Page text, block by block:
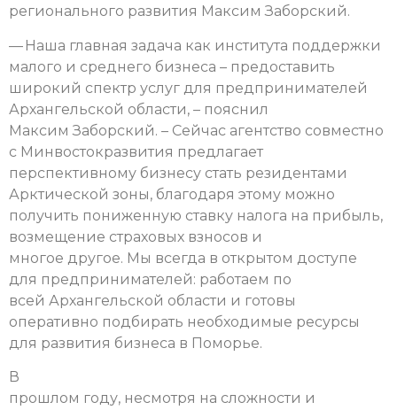
регионального развития Максим Заборский.
— Наша главная задача как института поддержки
малого и среднего бизнеса – предоставить
широкий спектр услуг для предпринимателей
Архангельской области, – пояснил
Максим Заборский. – Сейчас агентство совместно
с Минвостокразвития предлагает
перспективному бизнесу стать резидентами
Арктической зоны, благодаря этому можно
получить пониженную ставку налога на прибыль,
возмещение страховых взносов и
многое другое. Мы всегда в открытом доступе
для предпринимателей: работаем по
всей Архангельской области и готовы
оперативно подбирать необходимые ресурсы
для развития бизнеса в Поморье.
В
прошлом году, несмотря на сложности и